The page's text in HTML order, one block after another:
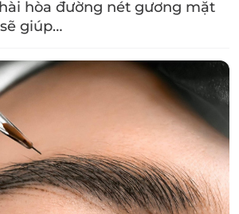
hòa đường nét gương mặt
giúp…